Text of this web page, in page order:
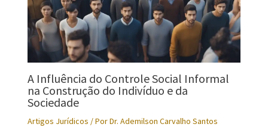
A Influência do Controle Social Informal
na Construção do Indivíduo e da
Sociedade
Artigos Jurídicos / PorDr. Ademilson Carvalho Santos